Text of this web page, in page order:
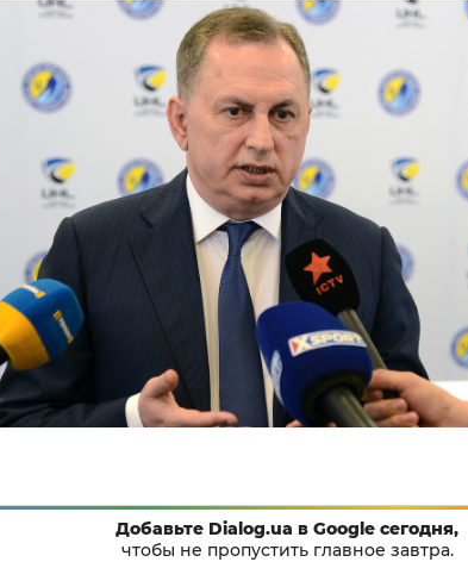
Добавьте Dialog.ua в Google сегодня,
чтобы не пропустить главное завтра.